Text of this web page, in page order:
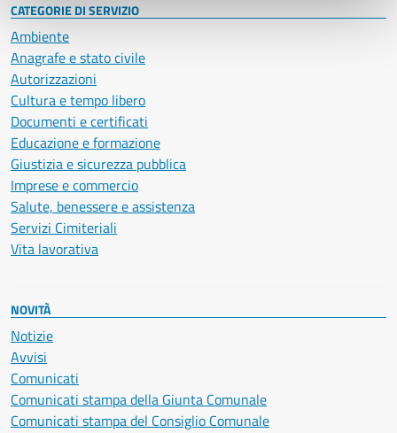
CATEGORIE DI SERVIZIO
Ambiente
Anagrafe e stato civile
Autorizzazioni
Cultura e tempo libero
Documenti e certificati
Educazione e formazione
Giustizia e sicurezza pubblica
Imprese e commercio
Salute, benessere e assistenza
Servizi Cimiteriali
Vita lavorativa
NOVITÀ
Notizie
Avvisi
Comunicati
Comunicati stampa della Giunta Comunale
Comunicati stampa del Consiglio Comunale